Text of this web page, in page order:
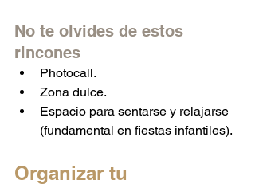
No te olvides de estos
rincones
Photocall.
Zona dulce.
Espacio para sentarse y relajarse
(fundamental en fiestas infantiles).
Organizar tu